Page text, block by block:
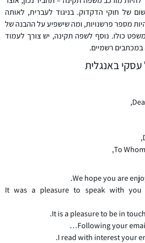
של חוקי הדקדוק. בניגוד לעברית, לאותה
מספר פרשנויות, ומה שישפיע על ההבנה של
כולו. נוסף לשפה תקינה, יש צורך לעמוד
רשמיים.
עסקי באנגלית
To
We hope you are
It was a pleasure to speak with
It is a pleasure to be in
Following your
I read with interest your